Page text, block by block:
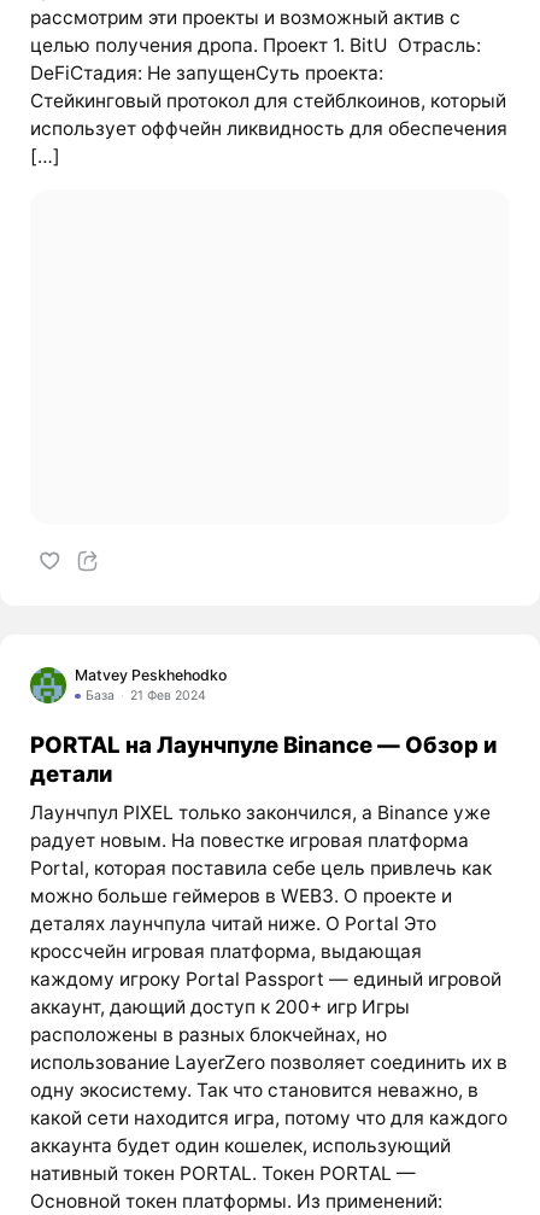
рассмотрим эти проекты и возможный актив с
целью получения дропа. Проект 1. BitU Отрасль:
DeFiСтадия: Не запущенСуть проекта:
Стейкинговый протокол для стейблкоинов, который
использует оффчейн ликвидность для обеспечения
[…]
Matvey Peskhehodko
База 21 Фев 2024
PORTAL на Лаунчпуле Binance — Обзор и
детали
Лаунчпул PIXEL только закончился, а Binance уже
радует новым. На повестке игровая платформа
Portal, которая поставила себе цель привлечь как
можно больше геймеров в WEB3. О проекте и
деталях лаунчпула читай ниже. О Portal Это
кроссчейн игровая платформа, выдающая
каждому игроку Portal Passport — единый игровой
аккаунт, дающий доступ к 200+ игр Игры
расположены в разных блокчейнах, но
использование LayerZero позволяет соединить их в
одну экосистему. Так что становится неважно, в
какой сети находится игра, потому что для каждого
аккаунта будет один кошелек, использующий
нативный токен PORTAL. Токен PORTAL —
Основной токен платформы. Из применений: